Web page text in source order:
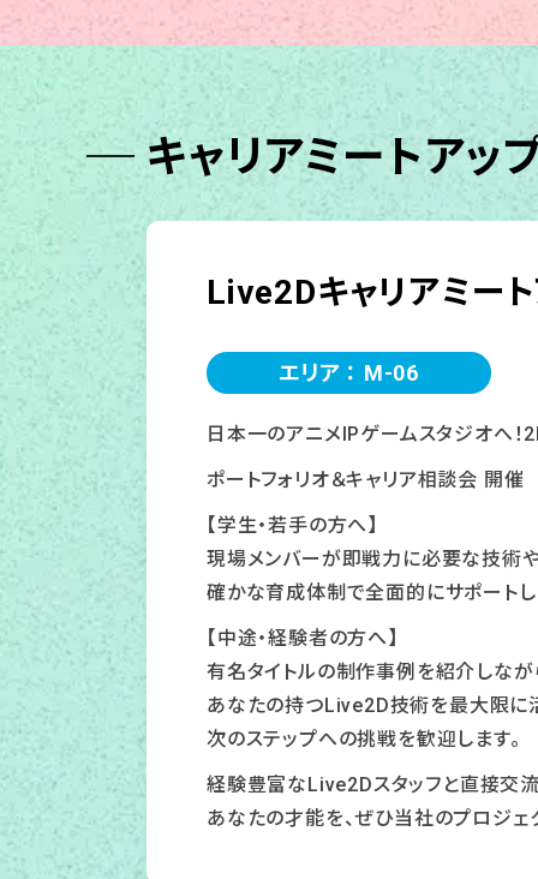
キャリアミートアップ
Live2Dキャリアミー
エリア ： M-06
日本一のアニメIPゲームスタジオへ
ポートフォリオ＆キャリア相談会 開催
【学生・若手の方へ】
現場メンバーが即戦力に必要な技術
確かな育成体制で全面的にサポートし
【中途・経験者の方へ】
有名タイトルの制作事例を紹介しなが
あなたの持つLive2D技術を最大限に
次のステップへの挑戦を歓迎します。
経験豊富なLive2Dスタッフと直接交流
あなたの才能を、ぜひ当社のプロジェ